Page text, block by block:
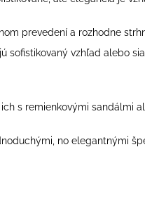
prevedení a rozhodne
sofistikovaný vzhľad alebo
s remienkovými sandálmi
no elegantnými